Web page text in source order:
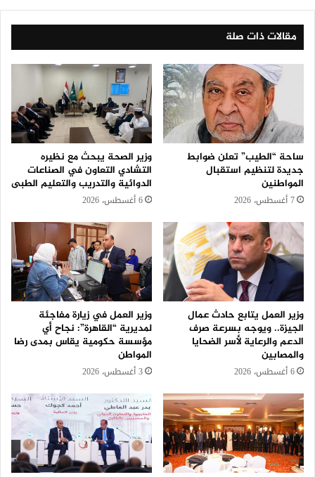
مقالات ذات صلة
ساحة “الطيب” تعلن ضوابط
جديدة لتنظيم استقبال
المواطنين
7 أغسطس، 2026
وزير الصحة يبحث مع نظيره
التشادي التعاون في الصناعات
الدوائية والتدريب والتعليم الطبى
6 أغسطس، 2026
وزير العمل يتابع حادث عمال
الجيزة.. ويوجه بسرعة صرف
الدعم والرعاية لأسر الضحايا
والمصابين
6 أغسطس، 2026
وزير العمل في زيارة مفاجئة
لمديرية “القاهرة”: نجاح أي
مؤسسة حكومية يقاس بمدى رضا
المواطن
3 أغسطس، 2026